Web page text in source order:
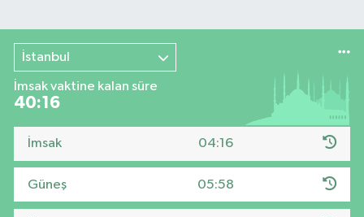
İstanbul
İmsak vaktine kalan süre
40:15
İmsak 04:16
Güneş 05:58